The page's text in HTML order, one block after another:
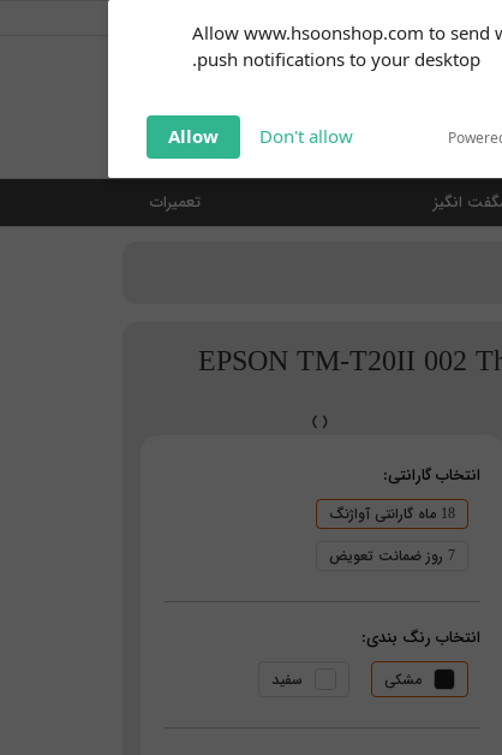
Allow www.hsoonshop.com to send
push notifications to your desktop.
Don't allow
Allow
notifications!
Click the bell icon to enable
انگیز تعمیرات
انتخاب گارانتی:
18 ماه گارانتی آواژنگ
7 روز ضمانت تعویض
انتخاب رنگ بندی:
مشکی سفید